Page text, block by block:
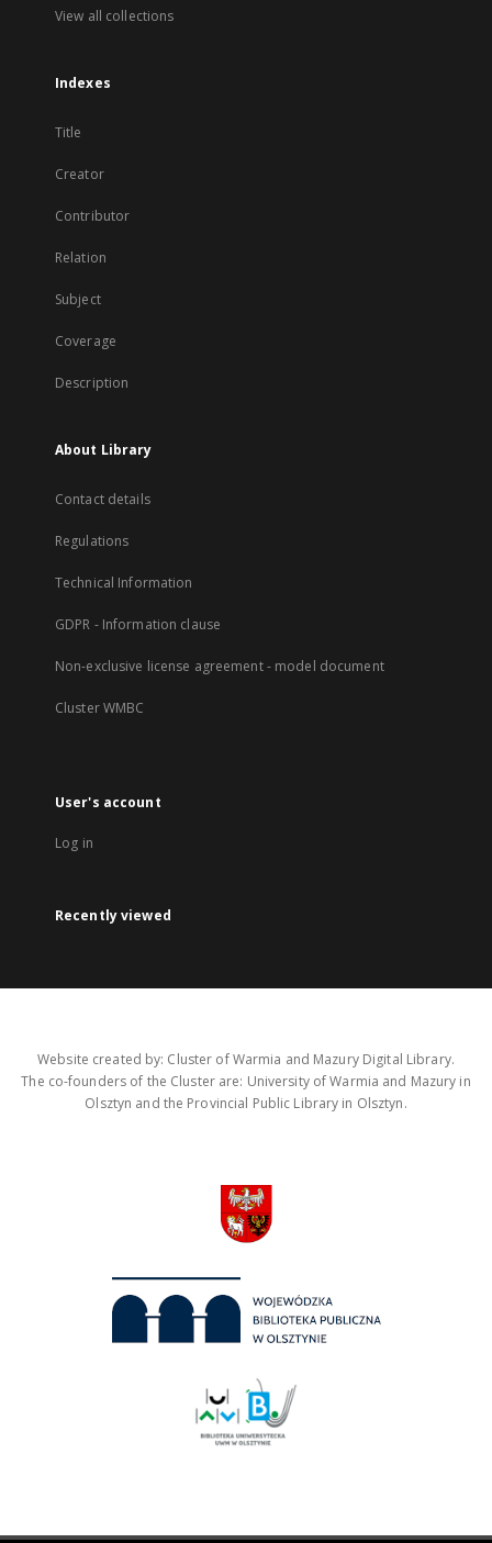
View all collections
Indexes
Title
Creator
Contributor
Relation
Subject
Coverage
Description
About Library
Contact details
Regulations
Technical Information
GDPR - Information clause
Non-exclusive license agreement - model document
Cluster WMBC
User's account
Log in
Recently viewed
Website created by: Cluster of Warmia and Mazury Digital Library.
The co-founders of the Cluster are: University of Warmia and Mazury in
Olsztyn and the Provincial Public Library in Olsztyn.